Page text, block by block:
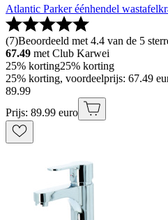
Atlantic Parker éénhendel
(7)Beoordeeld met 4.4 van de 5
67.49 met Club Karwei
25% korting25% korting
25% korting, voordeelprijs: 67.49
89.99
Prijs: 89.99 euro